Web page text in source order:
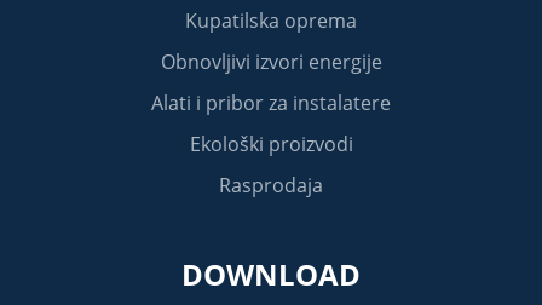
Kupatilska oprema
Obnovljivi izvori energije
Alati i pribor za instalatere
Ekološki proizvodi
Rasprodaja
DOWNLOAD